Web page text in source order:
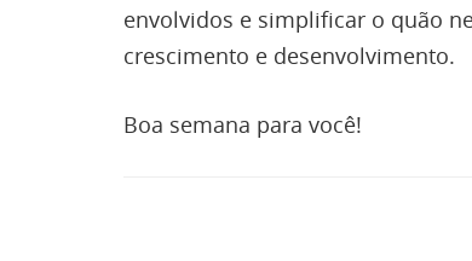
envolvidos e simplificar o quão
crescimento e desenvolvimento.
Boa semana para você!